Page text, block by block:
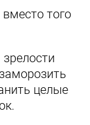
того
целые